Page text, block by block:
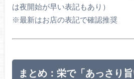
は夜開始が早い表記もあり）
※最新はお店の表記で確認推奨
まとめ：栄で「あっさり